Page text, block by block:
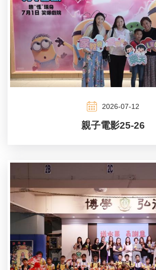
2026-07-12
親子電影25-26